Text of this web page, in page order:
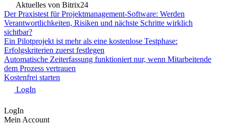
Aktuelles von Bitrix24
Der Praxistest für Projektmanagement-Software: Werden
Verantwortlichkeiten, Risiken und nächste Schritte wirklich
sichtbar?
Ein Pilotprojekt ist mehr als eine kostenlose Testphase:
Erfolgskriterien zuerst festlegen
Automatische Zeiterfassung funktioniert nur, wenn Mitarbeitende
dem Prozess vertrauen
Kostenfrei starten
LogIn
LogIn
Mein Account